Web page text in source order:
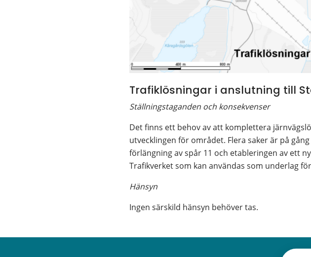
Trafiklösningar i anslutning till
Ställningstaganden och konsekvenser
Det finns ett behov av att komplettera
utvecklingen för området. Flera saker är på
förlängning av spår 11 och etableringen av ett
Trafikverket som kan användas som underlag
Hänsyn
Ingen särskild hänsyn behöver tas.